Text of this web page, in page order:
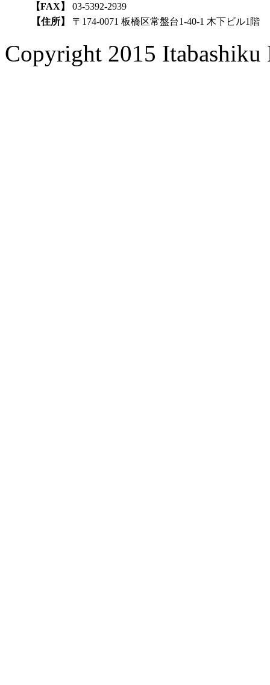
【FAX】
03-5392-2939
【住所】
〒174-0071 板橋区常盤台1-40-1 木下ビル1階
Copyright 2015 Itabashiku